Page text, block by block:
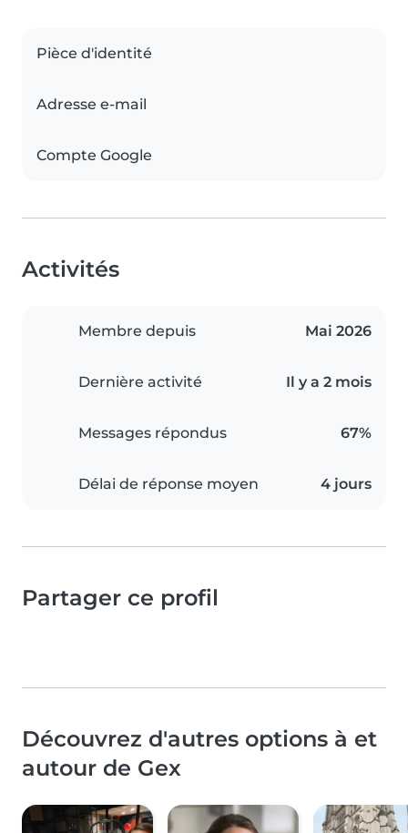
Pièce d'identité
Adresse e-mail
Compte Google
Activités
Membre depuis Mai 2026
Dernière activité Il y a 2 mois
Messages répondus 67%
Délai de réponse moyen 4 jours
Partager ce profil
Découvrez d'autres options à et
autour de Gex